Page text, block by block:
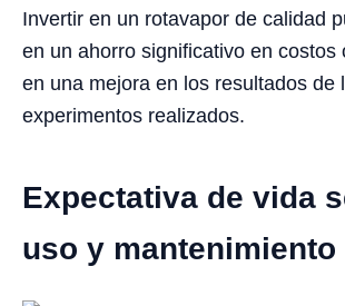
Invertir en un rotavapor de calidad
en un ahorro significativo en costos
en una mejora en los resultados de
experimentos realizados.
Expectativa de vida
uso y mantenimiento